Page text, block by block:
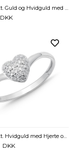
Ring i 14 kt. Guld og Hvidguld med Hjerte og Diamant 0,01 ct.
DKK
Ring i 14 kt. Hvidguld med Hjerte og Diamanter - 0,015 ct.
DKK